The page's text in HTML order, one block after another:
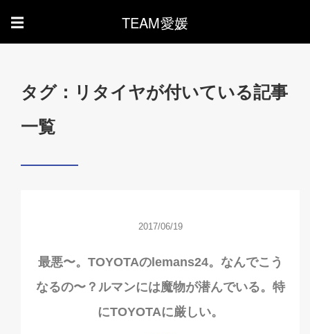
☰ TEAM愛媛
タグ：リタイヤが付いている記事
一覧
2017/06/19
最悪〜。TOYOTAのlemans24。なんでこう
なるの〜？ルマンには魔物が潜んでいる。特
にTOYOTAに厳しい。